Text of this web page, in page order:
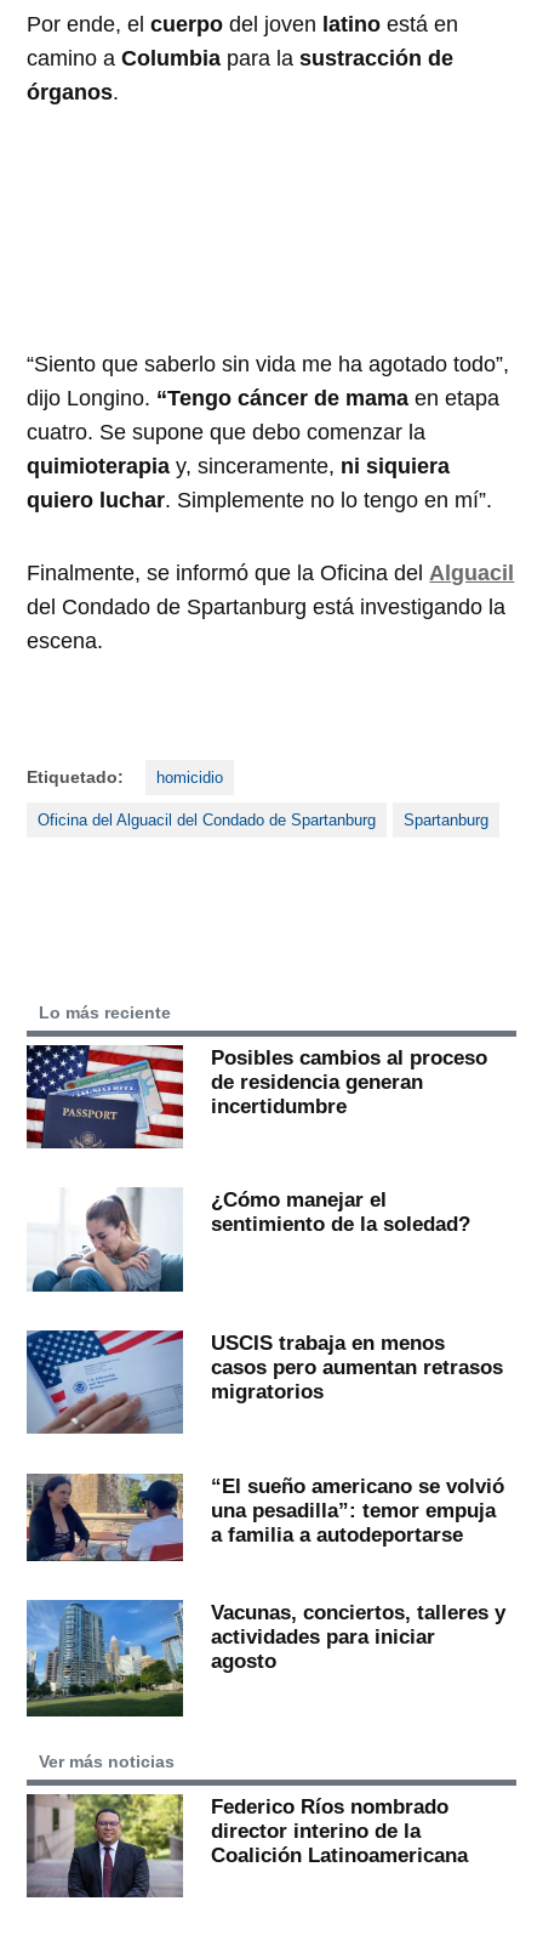
Por ende, elcuerpodel joven latinoestá en
camino aColumbia para lasustracción de
órganos.
“Siento que saberlo sin vida me ha agotado todo”,
dijo Longino. “Tengo cáncer de mamaen etapa
cuatro. Se supone que debo comenzar la
quimioterapiay, sinceramente, ni siquiera
quiero luchar. Simplemente no lo tengo en mí”.
Finalmente, se informó que la Oficina del Alguacil
del Condado de Spartanburg está investigando la
escena.
Etiquetado: homicidio
Oficina del Alguacil del Condado de Spartanburg Spartanburg
Lo más reciente
Posibles cambios al proceso
de residencia generan
incertidumbre
¿Cómo manejar el
sentimiento de la soledad?
USCIS trabaja en menos
casos pero aumentan retrasos
migratorios
“El sueño americano se volvió
una pesadilla”: temor empuja
a familia a autodeportarse
Vacunas, conciertos, talleres y
actividades para iniciar
agosto
Ver más noticias
Federico Ríos nombrado
director interino de la
Coalición Latinoamericana